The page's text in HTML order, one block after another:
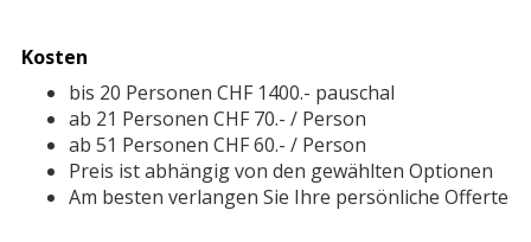
Kosten
bis 20 Personen CHF 1400.- pauschal
ab 21 Personen CHF 70.- / Person
ab 51 Personen CHF 60.- / Person
Preis ist abhängig von den gewählten Optionen
Am besten verlangen Sie Ihre persönliche Offerte